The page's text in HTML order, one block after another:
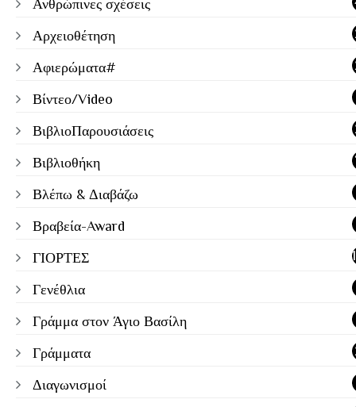
Ανθρώπινες σχέσεις
Αρχειοθέτηση
Αφιερώματα#
Βίντεο/Video
ΒιβλιοΠαρουσιάσεις
Βιβλιοθήκη
Βλέπω & Διαβάζω
Βραβεία-Award
ΓΙΟΡΤΕΣ
Γενέθλια
Γράμμα στον Άγιο Βασίλη
Γράμματα
Διαγωνισμοί